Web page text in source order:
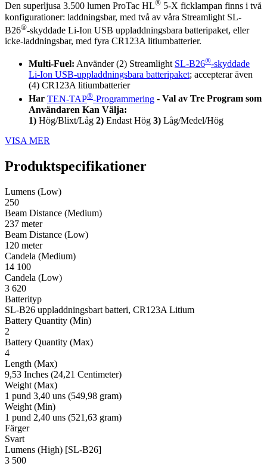
Den superljusa 3.500 lumen ProTac HL® 5-X ficklampan finns i två
konfigurationer: laddningsbar, med två av våra Streamlight SL-
B26®-skyddade Li-Ion USB uppladdningsbara batteripaket, eller
icke-laddningsbar, med fyra CR123A litiumbatterier.
Multi-Fuel: Använder (2) Streamlight SL-B26®-skyddade
Li-Ion USB-uppladdningsbara batteripaket; accepterar även
(4) CR123A litiumbatterier
Har TEN-TAP®-Programmering - Val av Tre Program som
Användaren Kan Välja:
1) Hög/Blixt/Låg 2) Endast Hög 3) Låg/Medel/Hög
VISA MER
Produktspecifikationer
Lumens (Low)
250
Beam Distance (Medium)
237 meter
Beam Distance (Low)
120 meter
Candela (Medium)
14 100
Candela (Low)
3 620
Batterityp
SL-B26 uppladdningsbart batteri, CR123A Litium
Battery Quantity (Min)
2
Battery Quantity (Max)
4
Length (Max)
9,53 Inches (24,21 Centimeter)
Weight (Max)
1 pund 3,40 uns (549,98 gram)
Weight (Min)
1 pund 2,40 uns (521,63 gram)
Färger
Svart
Lumens (High) [SL-B26]
3 500